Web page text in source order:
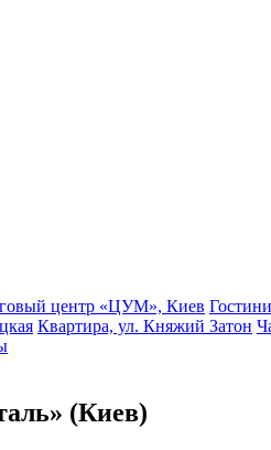
центр «ЦУМ», Киев
Квартира, ул. Княжий Затон
(Киев)